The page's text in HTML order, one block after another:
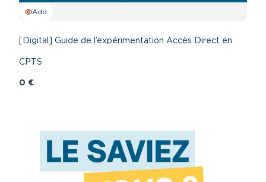
Add
[Digital] Guide de l’expérimentation Accès Direct en
CPTS
0 €